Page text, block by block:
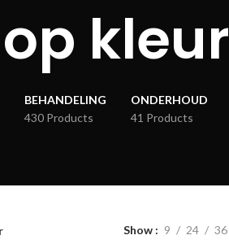
kleur
BEHANDELING
430 Products
ONDERHOUD
41 Products
Show 9 24 36